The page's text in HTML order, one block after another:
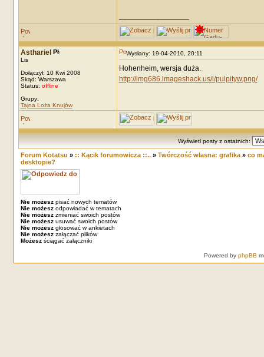
Asthariel
Lis
Dołączył: 10 Kwi 2008
Skąd: Warszawa
Status: offline
Grupy:
Tajna Loża Knujów
Wysłany: 19-04-2010, 20:11
Hohenheim, wersja duża.
http://img686.imageshack.us/i/pulpityw.png/
Wyświetl posty z ostatnich:
Forum Kotatsu » :: Kącik forumowicza ::..» Twórczość własna: grafika» co
desktopie?
Nie możeszpisać nowych tematów
Nie możeszodpowiadać w tematach
Nie możeszzmieniać swoich postów
Nie możeszusuwać swoich postów
Nie możeszgłosować w ankietach
Nie możeszzałączać plików
Możeszściągać załączniki
Powered by phpBB